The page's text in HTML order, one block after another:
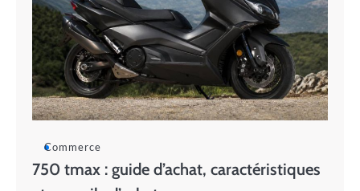
Commerce
750 tmax : guide d’achat, caractéristiques